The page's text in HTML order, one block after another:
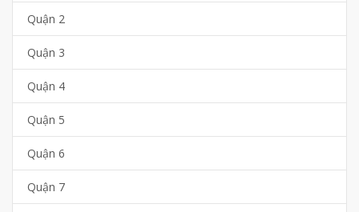
Quận 2
Quận 3
Quận 4
Quận 5
Quận 6
Quận 7